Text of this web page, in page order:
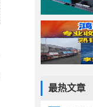
最热文章